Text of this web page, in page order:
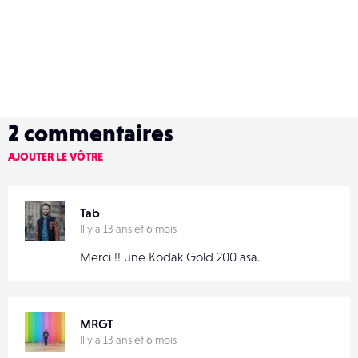
2 commentaires
AJOUTER LE VÔTRE
Tab
Il y a 13 ans et 6 mois
Merci !! une Kodak Gold 200 asa.
MRGT
Il y a 13 ans et 6 mois